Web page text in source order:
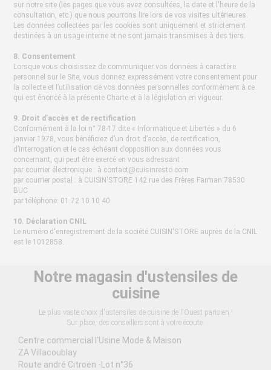
sur notre site (les pages que vous avez consultées, la date et l'heure de la
consultation, etc.) que nous pourrons lire lors de vos visites ultérieures.
Les données collectées par les cookies sont uniquement et strictement
destinées à un usage interne et ne sont jamais transmises à des tiers.
8. Consentement
Lorsque vous choisissez de communiquer vos données à caractère
personnel sur le Site, vous donnez expressément votre consentement pour
la collecte et l’utilisation de vos données personnelles conformément à ce
qui est énoncé à la présente Charte et à la législation en vigueur.
9. Droit d’accès et de rectification
Conformément à la loi n° 78-17 dite « Informatique et Libertés » du 6
janvier 1978, vous bénéficiez d’un droit d’accès, de rectification,
d’interrogation et le cas échéant d’opposition aux données vous
concernant, qui peut être exercé en vous adressant :
par courrier électronique : à contact@cuisinresto.com
par courrier postal : à CUISIN'STORE 142 rue des Frères Farman 78530
BUC
par téléphone: 01 72 10 10 40
10. Déclaration CNIL
Le numéro d'enregistrement de la société CUISIN'STORE auprès de la CNIL
est le 1012858.
Notre magasin d'ustensiles de
cuisine
Le plus vaste choix d'ustensiles de cuisine de l'Ouest parisien !
Sur place, des conseillers sont à votre écoute.
Centre commercial l'Usine Mode & Maison
ZA Villacoublay
Route andré Citroën -Lot n°36